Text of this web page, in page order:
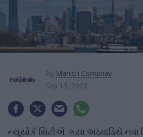
By Manish Compnay
Sep 13, 2023
ન્યૂયોર્ક સિટીએ ગયા અઠવાડિયે નવા